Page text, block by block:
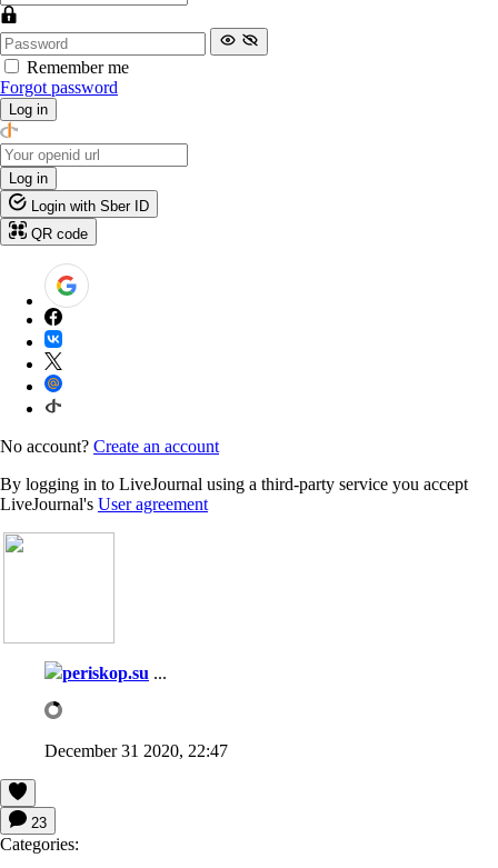
Remember me
Forgot password
Log in
Log in
Login with Sber ID
QR code
No account? Create an account
By logging in to LiveJournal using a third-party service you accept
LiveJournal's User agreement
periskop.su ...
December 31 2020, 22:47
23
Categories: